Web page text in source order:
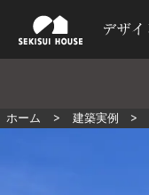
ホーム 建築実例